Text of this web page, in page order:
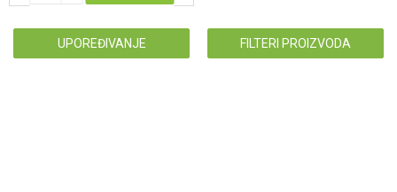
UPOREĐIVANJE FILTERI PROIZVODA